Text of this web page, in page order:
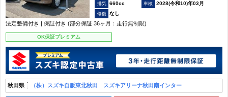
660cc
2028(令和10)年03月
なし
法定整備付き | 保証付き (部分保証 36ヶ月：走行無制限)
OK保証プレミアム
秋田県 （株）スズキ自販東北秋田 スズキアリーナ秋田南インター